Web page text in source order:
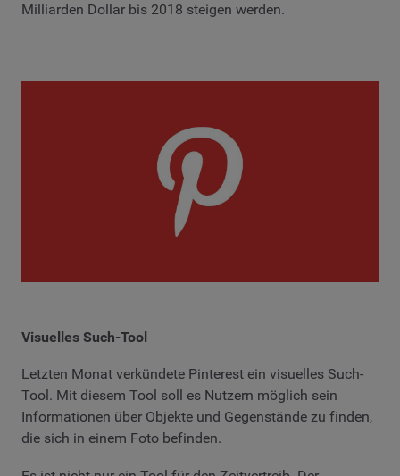
Milliarden Dollar bis 2018 steigen werden.
Visuelles Such-Tool
Letzten Monat verkündete Pinterest ein visuelles Such-
Tool. Mit diesem Tool soll es Nutzern möglich sein
Informationen über Objekte und Gegenstände zu finden,
die sich in einem Foto befinden.